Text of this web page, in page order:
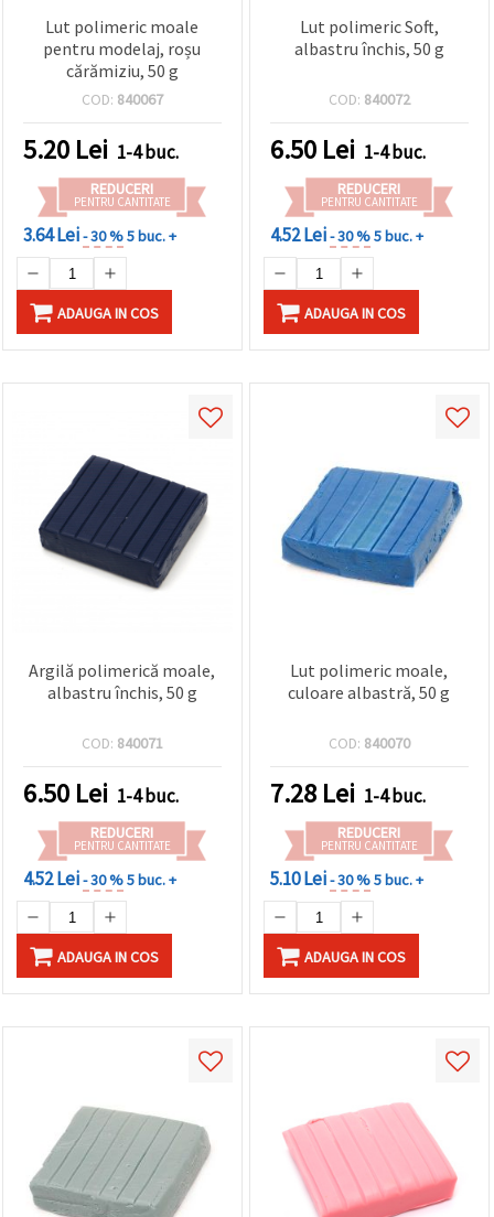
Lut polimeric moale
pentru modelaj, roșu
cărămiziu, 50 g
COD: 840067
5.20 Lei 1-4 buc.
REDUCERI
PENTRU CANTITATE
3.64 Lei- 30 %5 buc. +
ADAUGA IN COS
Lut polimeric Soft,
albastru închis, 50 g
COD: 840072
6.50 Lei 1-4 buc.
REDUCERI
PENTRU CANTITATE
4.52 Lei- 30 %5 buc. +
ADAUGA IN COS
Argilă polimerică moale,
albastru închis, 50 g
COD: 840071
6.50 Lei 1-4 buc.
REDUCERI
PENTRU CANTITATE
4.52 Lei- 30 %5 buc. +
ADAUGA IN COS
Lut polimeric moale,
culoare albastră, 50 g
COD: 840070
7.28 Lei 1-4 buc.
REDUCERI
PENTRU CANTITATE
5.10 Lei- 30 %5 buc. +
ADAUGA IN COS